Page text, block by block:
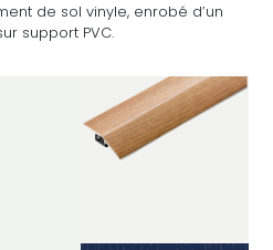
de sol vinyle, enrobé d’un
support PVC.